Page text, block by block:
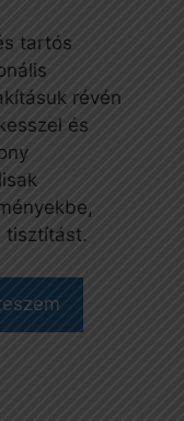
tartós
révén
és
tisztítást.